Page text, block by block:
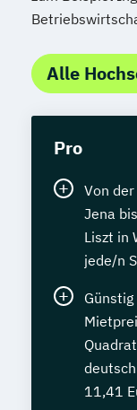
Alle
Pro
Von
Jena
Liszt in
jede/n
11,41